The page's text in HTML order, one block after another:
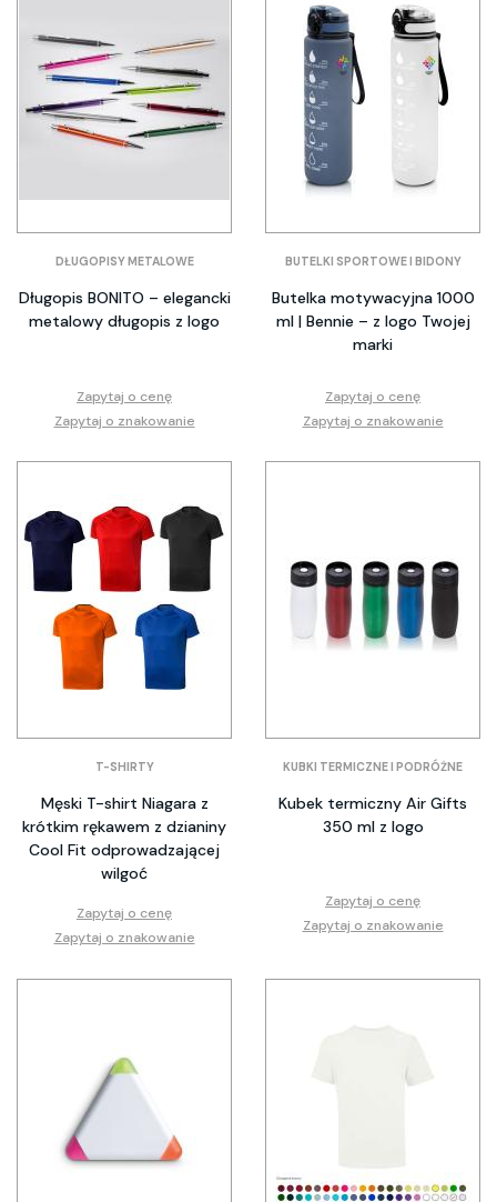
DŁUGOPISY METALOWE
Długopis BONITO – elegancki
metalowy długopis z logo
Zapytaj o cenę
Zapytaj o znakowanie
BUTELKI SPORTOWE I BIDONY
Butelka motywacyjna 1000
ml | Bennie – z logo Twojej
marki
Zapytaj o cenę
Zapytaj o znakowanie
T-SHIRTY
Męski T-shirt Niagara z
krótkim rękawem z dzianiny
Cool Fit odprowadzającej
wilgoć
Zapytaj o cenę
Zapytaj o znakowanie
KUBKI TERMICZNE I PODRÓŻNE
Kubek termiczny Air Gifts
350 ml z logo
Zapytaj o cenę
Zapytaj o znakowanie